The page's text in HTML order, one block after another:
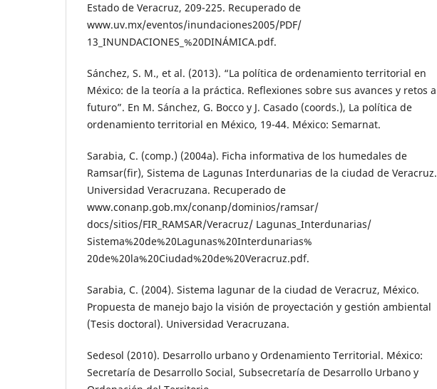
Estado de Veracruz, 209-225. Recuperado de
www.uv.mx/eventos/inundaciones2005/PDF/
13_INUNDACIONES_%20DINÁMICA.pdf.
Sánchez, S. M., et al. (2013). “La política de ordenamiento territorial en
México: de la teoría a la práctica. Reflexiones sobre sus avances y retos a
futuro”. En M. Sánchez, G. Bocco y J. Casado (coords.), La política de
ordenamiento territorial en México, 19-44. México: Semarnat.
Sarabia, C. (comp.) (2004a). Ficha informativa de los humedales de
Ramsar(fir), Sistema de Lagunas Interdunarias de la ciudad de Veracruz.
Universidad Veracruzana. Recuperado de
www.conanp.gob.mx/conanp/dominios/ramsar/
docs/sitios/FIR_RAMSAR/Veracruz/ Lagunas_Interdunarias/
Sistema%20de%20Lagunas%20Interdunarias%
20de%20la%20Ciudad%20de%20Veracruz.pdf.
Sarabia, C. (2004). Sistema lagunar de la ciudad de Veracruz, México.
Propuesta de manejo bajo la visión de proyectación y gestión ambiental
(Tesis doctoral). Universidad Veracruzana.
Sedesol (2010). Desarrollo urbano y Ordenamiento Territorial. México:
Secretaría de Desarrollo Social, Subsecretaría de Desarrollo Urbano y